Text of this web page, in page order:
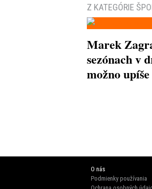
Z KATEGÓRIE
Marek
sezónach v
možno
O nás
Podmienky používania